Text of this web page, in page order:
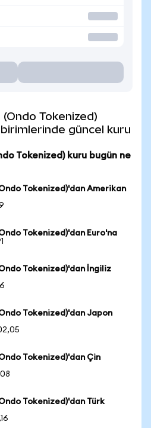
Tokenized)
güncel kuru
Tokenized) kuru bugün ne
Tokenized)'dan Amerikan
Tokenized)'dan Euro'na
Tokenized)'dan İngiliz
Tokenized)'dan Japon
Tokenized)'dan Çin
Tokenized)'dan Türk